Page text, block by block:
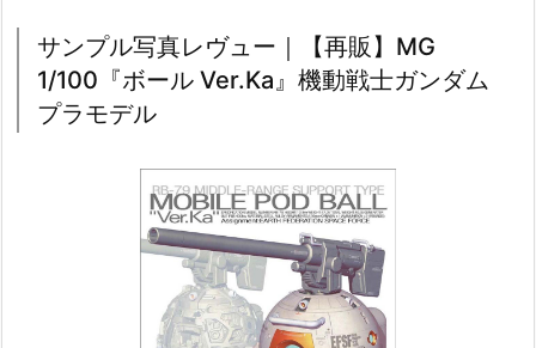
サンプル写真レヴュー｜【再販】MG
1/100『ボール Ver.Ka』機動戦士ガンダム
プラモデル